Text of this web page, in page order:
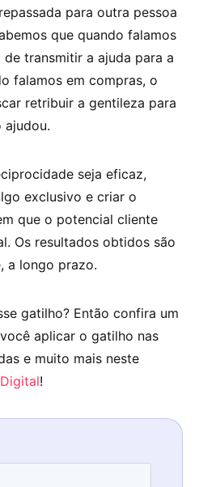
para outra pessoa
que quando falamos
transmitir a ajuda para a
falamos em compras, o
retribuir a gentileza para
ajudou.
seja eficaz,
exclusivo e criar o
que o potencial cliente
Os resultados obtidos são
a longo prazo.
gatilho? Então confira um
aplicar o gatilho nas
e muito mais neste
!